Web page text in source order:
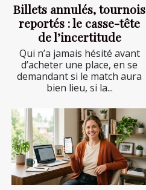
Billets annulés, tournois
reportés : le casse-tête
de l’incertitude
Qui n’a jamais hésité avant
d’acheter une place, en se
demandant si le match aura
bien lieu, si la...